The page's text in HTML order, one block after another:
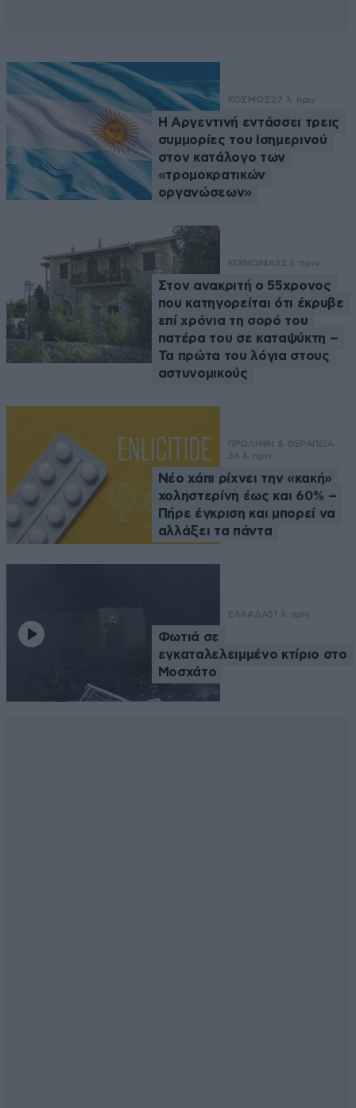
ΚΟΣΜΟΣ27 λ. πριν
Η Αργεντινή εντάσσει τρεις
συμμορίες του Ισημερινού
στον κατάλογο των
«τρομοκρατικών
οργανώσεων»
ΚΟΙΝΩΝΙΑ32 λ. πριν
Στον ανακριτή ο 55χρονος
που κατηγορείται ότι έκρυβε
επί χρόνια τη σορό του
πατέρα του σε καταψύκτη –
Τα πρώτα του λόγια στους
αστυνομικούς
ΠΡΟΛΗΨΗ & ΘΕΡΑΠΕΙΑ
36 λ. πριν
Νέο χάπι ρίχνει την «κακή»
χοληστερίνη έως και 60% –
Πήρε έγκριση και μπορεί να
αλλάξει τα πάντα
ΕΛΛΑΔΑ51 λ. πριν
Φωτιά σε
εγκαταλελειμμένο κτίριο στο
Μοσχάτο